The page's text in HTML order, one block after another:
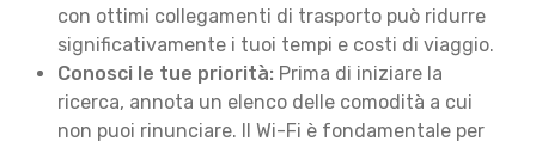
con ottimi collegamenti di trasporto può ridurre
significativamente i tuoi tempi e costi di viaggio.
Conosci le tue priorità: Prima di iniziare la
ricerca, annota un elenco delle comodità a cui
non puoi rinunciare. Il Wi-Fi è fondamentale per